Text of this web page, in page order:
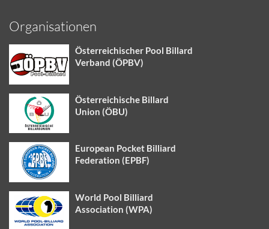
Organisationen
Österreichischer Pool Billard
Verband (ÖPBV)
Österreichische Billard
Union (ÖBU)
European Pocket Billiard
Federation (EPBF)
World Pool Billiard
Association (WPA)